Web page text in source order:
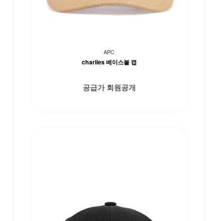
APC
charlies 베이스볼 캡
공급가 회원공개